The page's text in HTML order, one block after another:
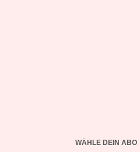
WÄHLE DEIN ABO